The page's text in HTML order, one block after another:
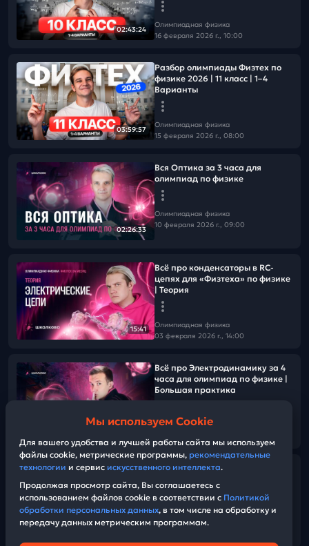
02:43:24
Олимпиадная физика
16 февраля 2026 г., 10:00
03:59:57
Разбор олимпиады Физтех по
физике 2026 | 11 класс | 1–4
Варианты
Олимпиадная физика
15 февраля 2026 г., 08:00
02:26:33
Вся Оптика за 3 часа для
олимпиад по физике
Олимпиадная физика
10 февраля 2026 г., 09:00
15:41
Всё про конденсаторы в RC-
цепях для «Физтеха» по физике
| Теория
Олимпиадная физика
03 февраля 2026 г., 14:00
Всё про Электродинамику за 4
часа для олимпиад по физике |
Большая практика
Олимпиадная физика
Электростатика для «Физтеха»
Олимпиадная физика
30 января 2026 г., 12:00
Мы используем Cookie
Для вашего удобства и лучшей работы сайта мы используем
файлы cookie, метрические программы, рекомендательные
технологии и сервис искусственного интеллекта.
Продолжая просмотр сайта, Вы соглашаетесь с
использованием файлов cookie в соответствии с Политикой
обработки персональных данных, в том числе на обработку и
передачу данных метрическим программам.